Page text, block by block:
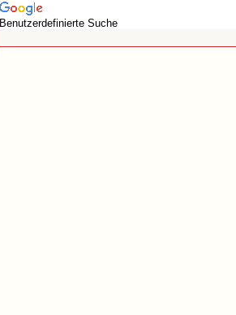
Benutzerdefinierte Suche